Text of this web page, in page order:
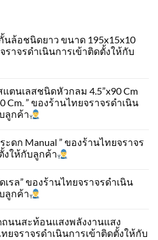
นล้อชนิดยาว ขนาด 195x15x10
ราจรดำเนินการเข้าติดตั้ง​ให้กับ
แตนเลสชนิดหัวกลม 4.5”x90 Cm
Cm. ” ของร้านไทยจราจรดำเนิน
ลูกค้า
ะดก Manual ” ของร้านไทยจราจร
ง​ให้กับลูกค้า
เรล” ของร้านไทยจราจรดำเนิน
ลูกค้า
ถนนสะท้อนแสงพลังงานแสง
ยจราจรดำเนินการเข้าติดตั้ง​ให้กับ